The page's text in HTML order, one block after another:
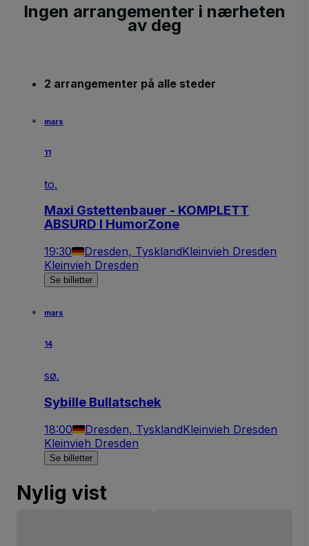
Ingen arrangementer i nærheten
av deg
2 arrangementer på alle steder
mars
11
to.
Maxi Gstettenbauer - KOMPLETT
ABSURD I HumorZone
19:30 Dresden, TysklandKleinvieh Dresden
Kleinvieh Dresden
Se billetter
mars
14
sø.
Sybille Bullatschek
18:00 Dresden, TysklandKleinvieh Dresden
Kleinvieh Dresden
Se billetter
Nylig vist